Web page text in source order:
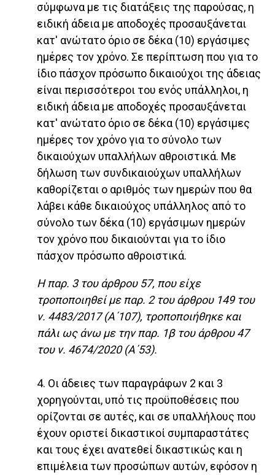
σύμφωνα με τις διατάξεις της παρούσας, η
ειδική άδεια με αποδοχές προσαυξάνεται
κατ' ανώτατο όριο σε δέκα (10) εργάσιμες
ημέρες τον χρόνο. Σε περίπτωση που για το
ίδιο πάσχον πρόσωπο δικαιούχοι της άδειας
είναι περισσότεροι του ενός υπάλληλοι, η
ειδική άδεια με αποδοχές προσαυξάνεται
κατ' ανώτατο όριο σε δέκα (10) εργάσιμες
ημέρες τον χρόνο για το σύνολο των
δικαιούχων υπαλλήλων αθροιστικά. Με
δήλωση των συνδικαιούχων υπαλλήλων
καθορίζεται ο αριθμός των ημερών που θα
λάβει κάθε δικαιούχος υπάλληλος από το
σύνολο των δέκα (10) εργάσιμων ημερών
τον χρόνο που δικαιούνται για το ίδιο
πάσχον πρόσωπο αθροιστικά.
Η παρ. 3 του άρθρου 57, που είχε
τροποποιηθεί με παρ. 2 του άρθρου 149 του
ν. 4483/2017 (Α΄107), τροποποιήθηκε και
πάλι ως άνω με την παρ. 1β του άρθρου 47
του ν. 4674/2020 (Α΄53).
4. Οι άδειες των παραγράφων 2 και 3
χορηγούνται, υπό τις προϋποθέσεις που
ορίζονται σε αυτές, και σε υπαλλήλους που
έχουν οριστεί δικαστικοί συμπαραστάτες
και τους έχει ανατεθεί δικαστικώς και η
επιμέλεια των προσώπων αυτών, εφόσον η